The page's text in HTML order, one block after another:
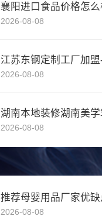
推荐母婴用品厂家优
2026-08-08
襄阳进口食品价格怎么
2026-08-08
江苏东钢定制工厂加
2026-08-08
湖南本地装修湖南美
2026-08-08